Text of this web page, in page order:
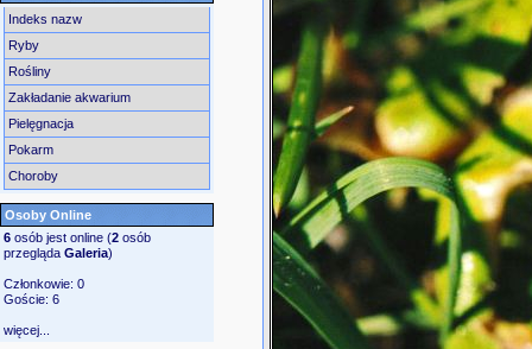
Indeks nazw
Ryby
Rośliny
Zakładanie akwarium
Pielęgnacja
Pokarm
Choroby
Osoby Online
6 osób jest online (2 osób
przegląda Galeria)
Członkowie: 0
Goście: 6
więcej...